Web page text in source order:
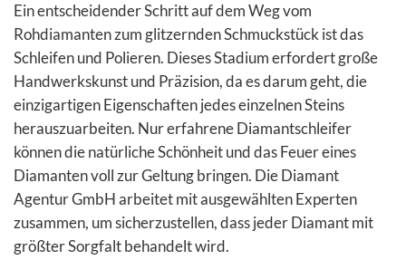
Ein entscheidender Schritt auf dem Weg vom
Rohdiamanten zum glitzernden Schmuckstück ist das
Schleifen und Polieren. Dieses Stadium erfordert große
Handwerkskunst und Präzision, da es darum geht, die
einzigartigen Eigenschaften jedes einzelnen Steins
herauszuarbeiten. Nur erfahrene Diamantschleifer
können die natürliche Schönheit und das Feuer eines
Diamanten voll zur Geltung bringen. Die Diamant
Agentur GmbH arbeitet mit ausgewählten Experten
zusammen, um sicherzustellen, dass jeder Diamant mit
größter Sorgfalt behandelt wird.